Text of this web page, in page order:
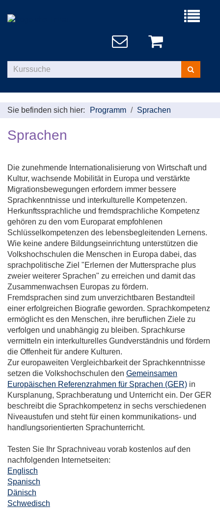
Menü
Kurse
suchen
Sie befinden sich hier: Programm Sprachen
Sprachen
Die zunehmende Internationalisierung von Wirtschaft und
Kultur, wachsende Mobilität in Europa und verstärkte
Migrationsbewegungen erfordern immer bessere
Sprachkenntnisse und interkulturelle Kompetenzen.
Herkunftssprachliche und fremdsprachliche Kompetenz
gehören zu den vom Europarat empfohlenen
Schlüsselkompetenzen des lebensbegleitenden Lernens.
Wie keine andere Bildungseinrichtung unterstützen die
Volkshochschulen die Menschen in Europa dabei, das
sprachpolitische Ziel "Erlernen der Muttersprache plus
zweier weiterer Sprachen" zu erreichen und damit das
Zusammenwachsen Europas zu fördern.
Fremdsprachen sind zum unverzichtbaren Bestandteil
einer erfolgreichen Biografie geworden. Sprachkompetenz
ermöglicht es den Menschen, ihre beruflichen Ziele zu
verfolgen und unabhängig zu bleiben. Sprachkurse
vermitteln ein interkulturelles Gundverständnis und fördern
die Offenheit für andere Kulturen.
Zur europaweiten Vergleichbarkeit der Sprachkenntnisse
setzen die Volkshochschulen den Gemeinsamen
Europäischen Referenzrahmen für Sprachen (GER) in
Kursplanung, Sprachberatung und Unterricht ein. Der GER
beschreibt die Sprachkompetenz in sechs verschiedenen
Niveaustufen und steht für einen kommunikations- und
handlungsorientierten Sprachunterricht.
Testen Sie Ihr Sprachniveau vorab kostenlos auf den
nachfolgenden Internetseiten:
Englisch
Spanisch
Dänisch
Schwedisch